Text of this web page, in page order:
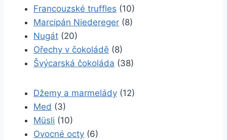
Francouzské truffles (10)
Marcipán Niedereger (8)
Nugát (20)
Ořechy v čokoládě (8)
Švýcarská čokoláda (38)
Džemy a marmelády (12)
Med (3)
Müsli (10)
Ovocné octy (6)